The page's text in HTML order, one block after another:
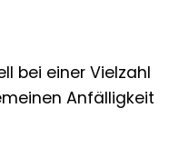
bei einer Vielzahl
Anfälligkeit